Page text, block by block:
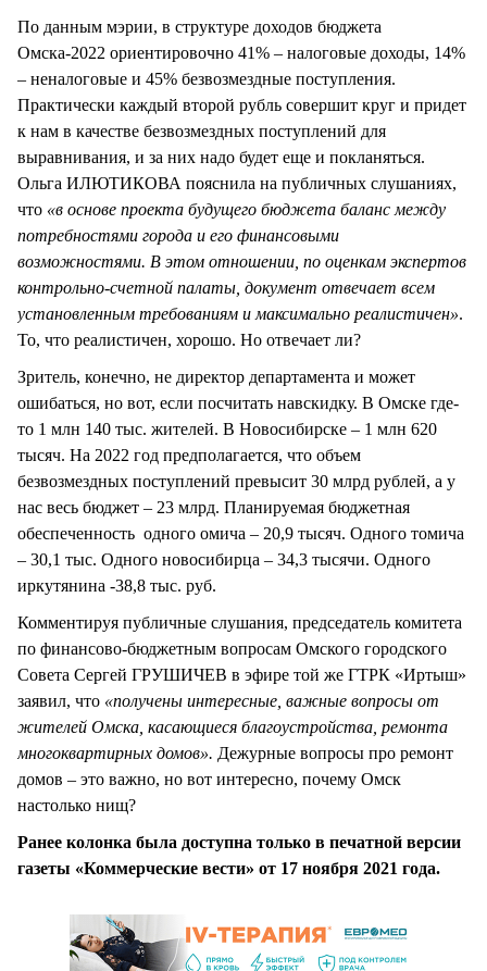
По данным мэрии, в структуре доходов бюджета
Омска-2022 ориентировочно 41% – налоговые доходы, 14%
– неналоговые и 45% безвозмездные поступления.
Практически каждый второй рубль совершит круг и придет
к нам в качестве безвозмездных поступлений для
выравнивания, и за них надо будет еще и покланяться.
Ольга ИЛЮТИКОВА пояснила на публичных слушаниях,
что «в основе проекта будущего бюджета баланс между
потребностями города и его финансовыми
возможностями. В этом отношении, по оценкам экспертов
контрольно-счетной палаты, документ отвечает всем
установленным требованиям и максимально реалистичен».
То, что реалистичен, хорошо. Но отвечает ли?
Зритель, конечно, не директор департамента и может
ошибаться, но вот, если посчитать навскидку. В Омске где-
то 1 млн 140 тыс. жителей. В Новосибирске – 1 млн 620
тысяч. На 2022 год предполагается, что объем
безвозмездных поступлений превысит 30 млрд рублей, а у
нас весь бюджет – 23 млрд. Планируемая бюджетная
обеспеченность одного омича – 20,9 тысяч. Одного томича
– 30,1 тыс. Одного новосибирца – 34,3 тысячи. Одного
иркутянина -38,8 тыс. руб.
Комментируя публичные слушания, председатель комитета
по финансово-бюджетным вопросам Омского городского
Совета Сергей ГРУШИЧЕВ в эфире той же ГТРК «Иртыш»
заявил, что «получены интересные, важные вопросы от
жителей Омска, касающиеся благоустройства, ремонта
многоквартирных домов». Дежурные вопросы про ремонт
домов – это важно, но вот интересно, почему Омск
настолько нищ?
Ранее колонка была доступна только в печатной версии
газеты «Коммерческие вести» от 17 ноября 2021 года.